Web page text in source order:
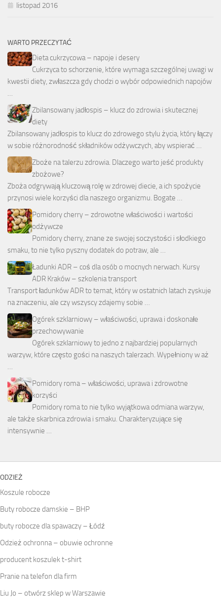
listopad 2016
WARTO PRZECZYTAĆ
Dieta cukrzycowa – napoje i desery
Cukrzyca to schorzenie, które wymaga szczególnej uwagi w
kwestii diety, zwłaszcza gdy chodzi o wybór odpowiednich napojów
…
Zbilansowany jadłospis – klucz do zdrowia i skutecznej
diety
Zbilansowany jadłospis to klucz do zdrowego stylu życia, który łączy
w sobie różnorodność składników odżywczych, aby wspierać …
Zboże na talerzu zdrowia. Dlaczego warto jeść produkty
zbożowe?
Zboża odgrywają kluczową rolę w zdrowej diecie, a ich spożycie
przynosi wiele korzyści dla naszego organizmu. Bogate …
Pomidory cherry – zdrowotne właściwości i wartości
odżywcze
Pomidory cherry, znane ze swojej soczystości i słodkiego
smaku, to nie tylko pyszny dodatek do potraw, ale …
Ładunki ADR – coś dla osób o mocnych nerwach. Kursy
ADR Kraków – szkolenia transport
Transport ładunków ADR to temat, który w ostatnich latach zyskuje
na znaczeniu, ale czy wszyscy zdajemy sobie …
Ogórek szklarniowy – właściwości, uprawa i doskonałe
przechowywanie
Ogórek szklarniowy to jedno z najbardziej popularnych
warzyw, które często gości na naszych talerzach. Wypełniony w aż
…
Pomidory roma – właściwości, uprawa i zdrowotne
korzyści
Pomidory roma to nie tylko wyjątkowa odmiana warzyw,
ale także skarbnica zdrowia i smaku. Charakteryzujące się
intensywnie …
ODZIEŻ
Koszule robocze
Buty robocze damskie – BHP
buty robocze dla spawaczy – Łódź
Odzież ochronna – obuwie ochronne
producent koszulek t-shirt
Pranie na telefon dla firm
Liu Jo – otwórz sklep w Warszawie